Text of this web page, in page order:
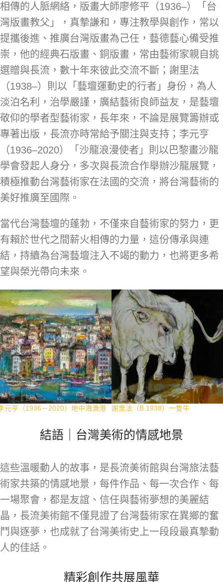
相傳的人脈網絡，版畫大師廖修平（1936–）「台
灣版畫教父」，真摯謙和，專注教學與創作，常以
提攜後進、推廣台灣版畫為己任，藝德藝心備受推
崇，他的經典石版畫、銅版畫，常由藝術家親自挑
選贈與長流，數十年來彼此交流不斷；謝里法
（1938–）則以「藝壇運動史的行者」身份，為人
淡泊名利，治學嚴謹，廣結藝術良師益友，是藝壇
敬仰的學者型藝術家，長年來，不論是展覽籌辦或
專著出版，長流亦時常給予關注與支持；李元亨
（1936–2020）「沙龍浪漫使者」則以巴黎畫沙龍
學會發起人身分，多次與長流合作舉辦沙龍展覽，
積極推動台灣藝術家在法國的交流，將台灣藝術的
美好推廣至國際。
當代台灣藝壇的蓬勃，不僅來自藝術家的努力，更
有賴於世代之間薪火相傳的力量，這份傳承與連
結，持續為台灣藝壇注入不竭的動力，也將更多希
望與榮光帶向未來。
元亨（1936－2020）地中海漁港 謝里法（B.1938）一隻牛
結語｜台灣美術的情感地景
這些溫暖動人的故事，是長流美術館與台灣旅法藝
術家共築的情感地景，每件作品、每一次合作、每
一場聚會，都是友誼、信任與藝術夢想的美麗結
晶，長流美術館不僅見證了台灣藝術家在異鄉的奮
鬥與逐夢，也成就了台灣美術史上一段段最真摯動
人的佳話。
精彩創作共展風華